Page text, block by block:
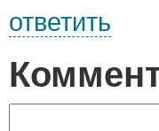
ответить